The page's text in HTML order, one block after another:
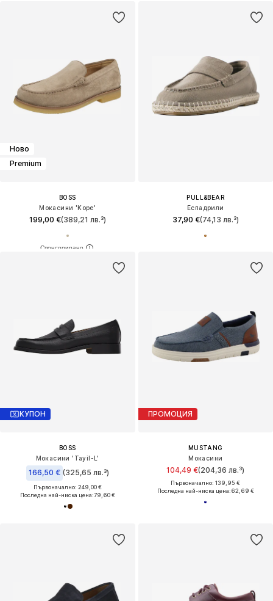
Ново
Premium
BOSS
Мокасини 'Kope'
199,00 €(389,21 лв.³)
PULL&BEAR
Еспадрили
37,90 €(74,13 лв.³)
КУПОН
BOSS
Мокасини 'Tayil-L'
166,50 € (325,65 лв.³)
Първоначално: 249,00 €
Последна най-ниска цена:79,60 €
ПРОМОЦИЯ
MUSTANG
Мокасини
104,49 €(204,36 лв.³)
Първоначално: 139,95 €
Последна най-ниска цена:62,69 €